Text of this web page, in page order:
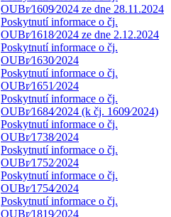
OUBr⁄1609⁄2024 ze dne 28.11.2024
Poskytnutí informace o čj.
OUBr⁄1618⁄2024 ze dne 2.12.2024
Poskytnutí informace o čj.
OUBr⁄1630⁄2024
Poskytnutí informace o čj.
OUBr⁄1651⁄2024
Poskytnutí informace o čj.
OUBr⁄1684⁄2024 (k čj. 1609⁄2024)
Poskytnutí informace o čj.
OUBr⁄1738⁄2024
Poskytnutí informace o čj.
OUBr⁄1752⁄2024
Poskytnutí informace o čj.
OUBr⁄1754⁄2024
Poskytnutí informace o čj.
OUBr⁄1819⁄2024